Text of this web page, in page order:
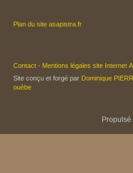
Plan du site asapistra.fr
Contact - Mentions légales site Internet
Site conçu et forgé par Dominique
ouèbe
Propulsé